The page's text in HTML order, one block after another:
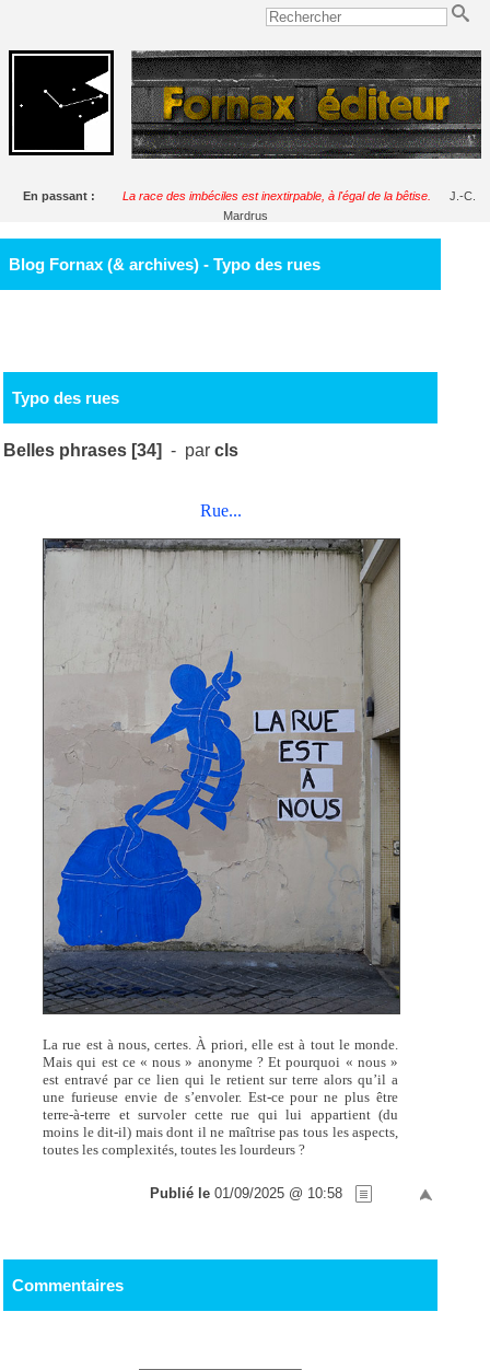
En passant : La race des imbéciles est inextirpable, à l'égal de la bêtise.
J.-C.
Mardrus
Blog Fornax (& archives) - Typo des rues
Typo des rues
Belles phrases [34] - parcls
Rue...
La rue est à nous, certes. À priori, elle est à tout le monde.
Mais qui est ce « nous » anonyme ? Et pourquoi « nous »
est entravé par ce lien qui le retient sur terre alors qu’il a
une furieuse envie de s’envoler. Est-ce pour ne plus être
terre-à-terre et survoler cette rue qui lui appartient (du
moins le dit-il) mais dont il ne maîtrise pas tous les aspects,
toutes les complexités, toutes les lourdeurs ?
Publié le 01/09/2025 @ 10:58
Commentaires